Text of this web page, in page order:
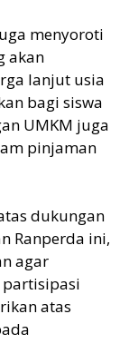
menyoroti
akan
lanjut usia
bagi siswa
UMKM juga
pinjaman
dukungan
Ranperda ini,
agar
partisipasi
atas